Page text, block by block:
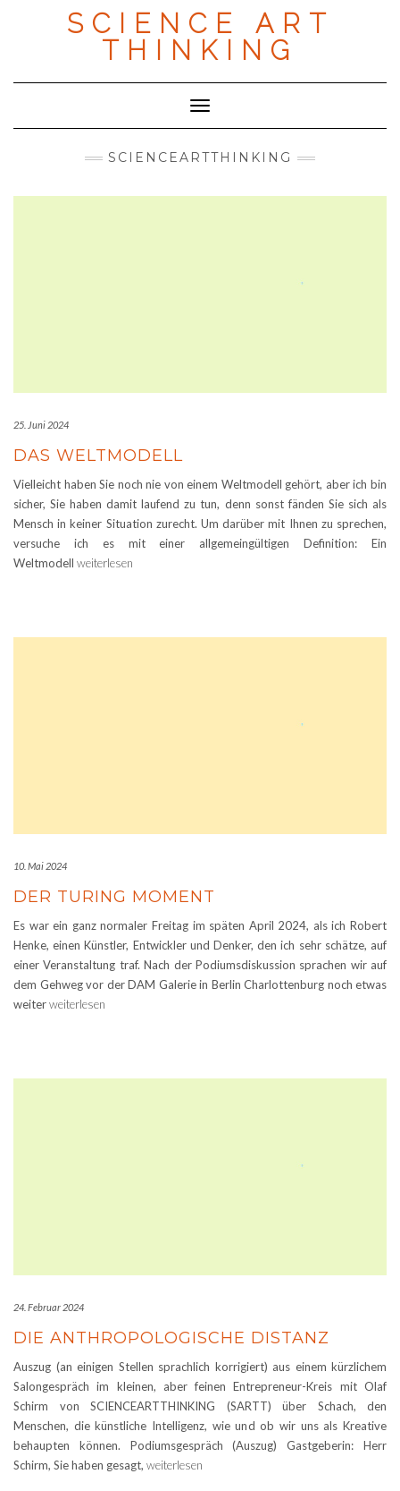
SCIENCE ART
THINKING
Toggle Navigation
SCIENCEARTTHINKING
25. Juni 2024
DAS WELTMODELL
Vielleicht haben Sie noch nie von einem Weltmodell gehört, aber ich bin
sicher, Sie haben damit laufend zu tun, denn sonst fänden Sie sich als
Mensch in keiner Situation zurecht. Um darüber mit Ihnen zu sprechen,
versuche ich es mit einer allgemeingültigen Definition: Ein
Weltmodell weiterlesen
10. Mai 2024
DER TURING MOMENT
Es war ein ganz normaler Freitag im späten April 2024, als ich Robert
Henke, einen Künstler, Entwickler und Denker, den ich sehr schätze, auf
einer Veranstaltung traf. Nach der Podiumsdiskussion sprachen wir auf
dem Gehweg vor der DAM Galerie in Berlin Charlottenburg noch etwas
weiterweiterlesen
24. Februar 2024
DIE ANTHROPOLOGISCHE DISTANZ
Auszug (an einigen Stellen sprachlich korrigiert) aus einem kürzlichem
Salongespräch im kleinen, aber feinen Entrepreneur-Kreis mit Olaf
Schirm von SCIENCEARTTHINKING (SARTT) über Schach, den
Menschen, die künstliche Intelligenz, wie und ob wir uns als Kreative
behaupten können. Podiumsgespräch (Auszug) Gastgeberin: Herr
Schirm, Sie haben gesagt, weiterlesen